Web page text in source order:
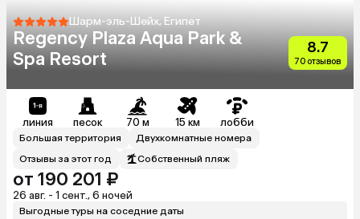
Шарм-эль-Шейх, Египет
Regency Plaza Aqua Park &
Spa Resort
8.7
70 отзывов
линия песок 70 м 15 км лобби
Большая территория
Двухкомнатные номера
Отзывы за этот год
Собственный пляж
от 190 201 ₽
26 авг. - 1 сент., 6 ночей
Выгодные туры на соседние даты